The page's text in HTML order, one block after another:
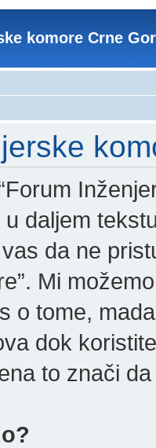
komore Crne
daljem
da ne
Mi
o tome,
dok
to znači